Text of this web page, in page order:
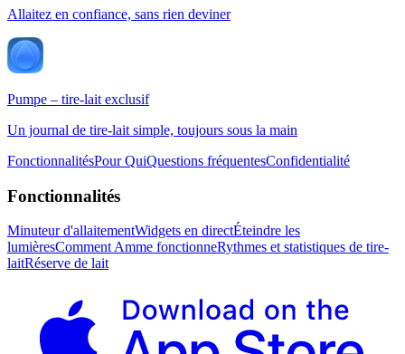
Allaitez en confiance, sans rien deviner
Pumpe – tire-lait exclusif
Un journal de tire-lait simple, toujours sous la main
FonctionnalitésPour QuiQuestions fréquentesConfidentialité
Fonctionnalités
Minuteur d'allaitementWidgets en directÉteindre les
lumièresComment Amme fonctionneRythmes et statistiques de tire-
laitRéserve de lait